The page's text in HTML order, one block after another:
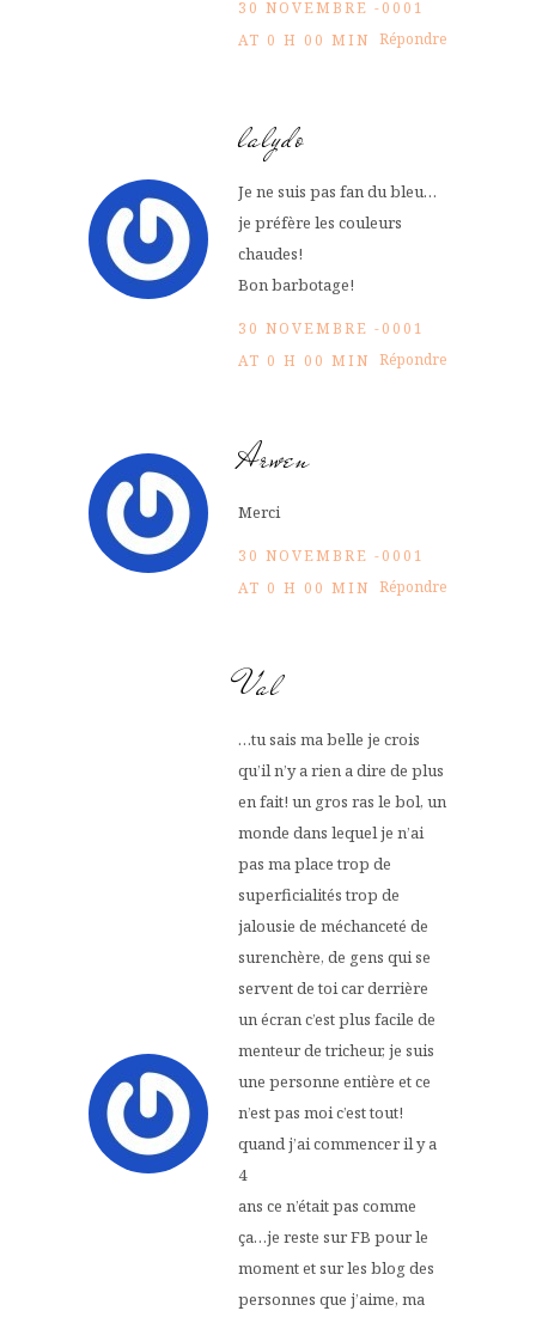
30 NOVEMBRE -0001
AT 0 H 00 MIN Répondre
lalydo
Je ne suis pas fan du bleu…
je préfère les couleurs
chaudes!
Bon barbotage!
30 NOVEMBRE -0001
AT 0 H 00 MIN Répondre
Arwen
Merci
30 NOVEMBRE -0001
AT 0 H 00 MIN Répondre
Val
…tu sais ma belle je crois
qu’il n’y a rien a dire de plus
en fait! un gros ras le bol, un
monde dans lequel je n’ai
pas ma place trop de
superficialités trop de
jalousie de méchanceté de
surenchère, de gens qui se
servent de toi car derrière
un écran c’est plus facile de
menteur de tricheur, je suis
une personne entière et ce
n’est pas moi c’est tout!
quand j’ai commencer il y a
4
ans ce n’était pas comme
ça…je reste sur FB pour le
moment et sur les blog des
personnes que j’aime, ma